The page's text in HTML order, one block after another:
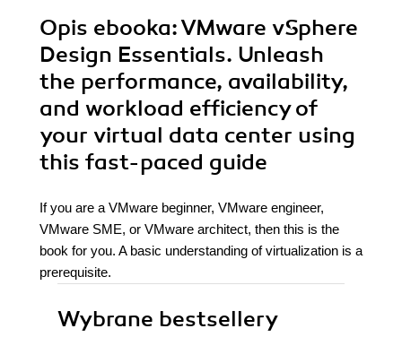
Opis ebooka: VMware vSphere
Design Essentials. Unleash
the performance, availability,
and workload efficiency of
your virtual data center using
this fast-paced guide
If you are a VMware beginner, VMware engineer,
VMware SME, or VMware architect, then this is the
book for you. A basic understanding of virtualization is a
prerequisite.
Wybrane bestsellery